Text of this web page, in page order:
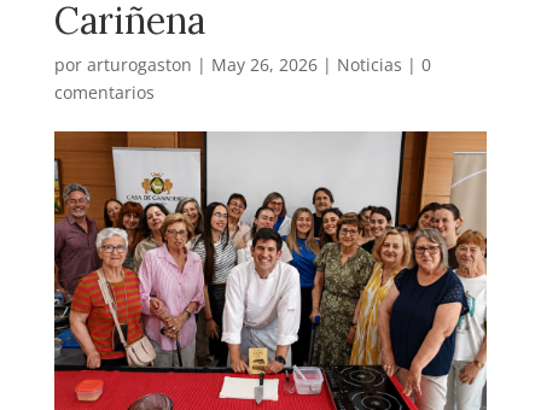
Cariñena
por arturogaston | May 26, 2026| Noticias | 0
comentarios